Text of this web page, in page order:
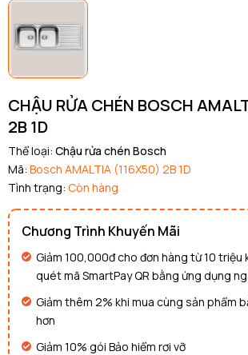
CHẬU RỬA CHÉN BOSCH
2B 1D
Thể loại: Chậu rửa chén Bosch
Mã: Bosch AMALTIA (116X50) 2B 1D
Tình trạng: Còn hàng
Chương Trình Khuyến Mãi
Giảm 100,000đ cho đơn hàng từ 10 triệu
quét mã SmartPay QR bằng ứng dụng
Giảm thêm 2% khi mua cùng sản phẩm
hơn
Giảm 10% gói Bảo hiểm rơi vỡ